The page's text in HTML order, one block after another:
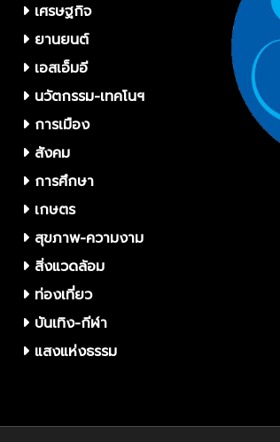
เศรษฐกิจ
ยานยนต์
เอสเอ็มอี
นวัตกรรม-เทคโนฯ
การเมือง
สังคม
การศึกษา
เกษตร
สุขภาพ-ความงาม
สิ่งแวดล้อม
ท่องเที่ยว
บันเทิง-กีฬา
แสงแห่งธรรม